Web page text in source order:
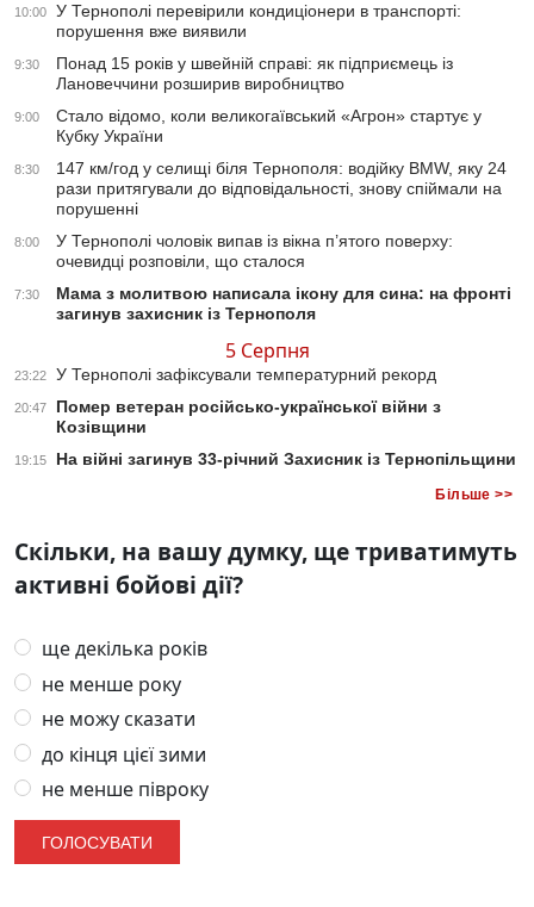
10:00
У Тернополі перевірили кондиціонери в транспорті:
порушення вже виявили
9:30
Понад 15 років у швейній справі: як підприємець із
Лановеччини розширив виробництво
9:00
Стало відомо, коли великогаївський «Агрон» стартує у
Кубку України
8:30
147 км/год у селищі біля Тернополя: водійку BMW, яку 24
рази притягували до відповідальності, знову спіймали на
порушенні
8:00
У Тернополі чоловік випав із вікна п’ятого поверху:
очевидці розповіли, що сталося
7:30
Мама з молитвою написала ікону для сина: на фронті
загинув захисник із Тернополя
5 Серпня
23:22 У Тернополі зафіксували температурний рекорд
20:47
Помер ветеран російсько-української війни з
Козівщини
19:15 На війні загинув 33-річний Захисник із Тернопільщини
Більше >>
Скільки, на вашу думку, ще триватимуть
активні бойові дії?
ще декілька років
не менше року
не можу сказати
до кінця цієї зими
не менше півроку